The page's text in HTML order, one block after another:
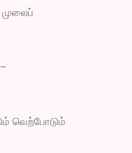
வெற்போடும்